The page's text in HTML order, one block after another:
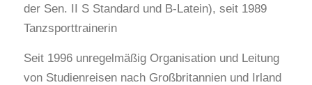
der Sen. II S Standard und B-Latein), seit 1989
Tanzsporttrainerin
Seit 1996 unregelmäßig Organisation und Leitung
von Studienreisen nach Großbritannien und Irland